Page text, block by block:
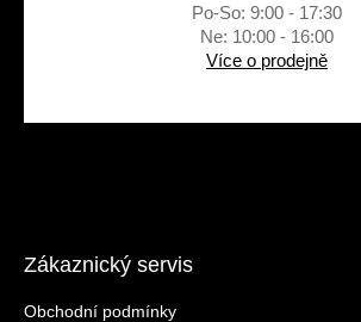
Po-So: 9:00 - 17:30
Ne: 10:00 - 16:00
Více o prodejně
Zákaznický servis
Obchodní podmínky